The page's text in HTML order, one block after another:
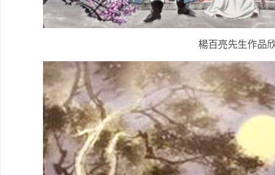
楊百亮先生作品